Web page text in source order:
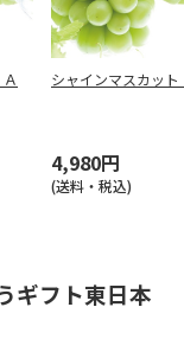
シャインマスカッ
4,980円
(送料・税込)
ギフト東日本